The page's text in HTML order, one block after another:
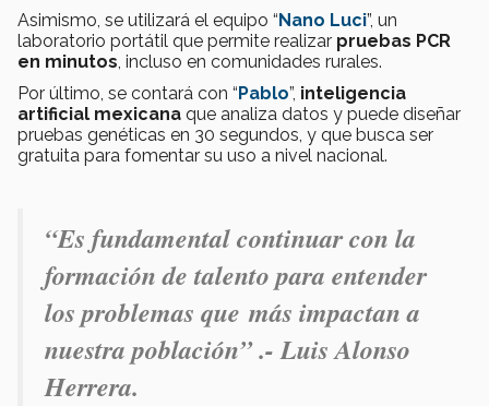
Asimismo, se utilizará el equipo “Nano Luci”, un
laboratorio portátil que permite realizar pruebas PCR
en minutos, incluso en comunidades rurales.
Por último, se contará con “Pablo”, inteligencia
artificial mexicana que analiza datos y puede diseñar
pruebas genéticas en 30 segundos, y que busca ser
gratuita para fomentar su uso a nivel nacional.
“Es fundamental continuar con la
formación de talento para entender
los problemas que más impactan a
nuestra población” .- Luis Alonso
Herrera.